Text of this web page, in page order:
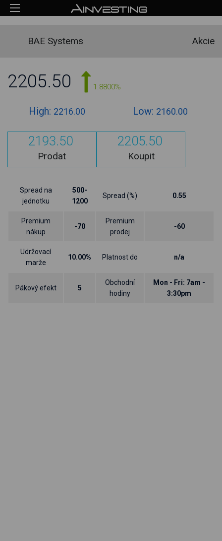
BAE Systems Akcie
2205.50 1.8800%
High: 2216.00 Low: 2160.00
2193.50
Prodat
2205.50
Koupit
Spread na
jednotku
500-
1200
Spread (%) 0.55
Premium
nákup
-70
Premium
prodej
-60
Udržovací
marže
10.00% Platnost do n/a
Pákový efekt 5
Obchodní
hodiny
Mon - Fri: 7am -
3:30pm